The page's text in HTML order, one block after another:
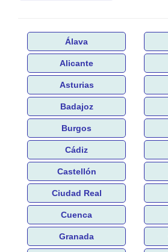
Álava
Alicante
Asturias
Badajoz
Burgos
Cádiz
Castellón
Ciudad Real
Cuenca
Granada